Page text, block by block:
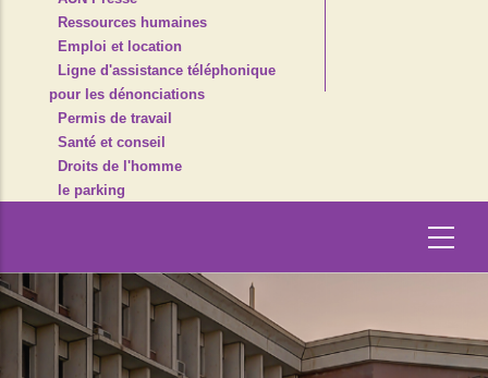
Ressources humaines
Emploi et location
Ligne d'assistance téléphonique
pour les dénonciations
Permis de travail
Santé et conseil
Droits de l'homme
le parking